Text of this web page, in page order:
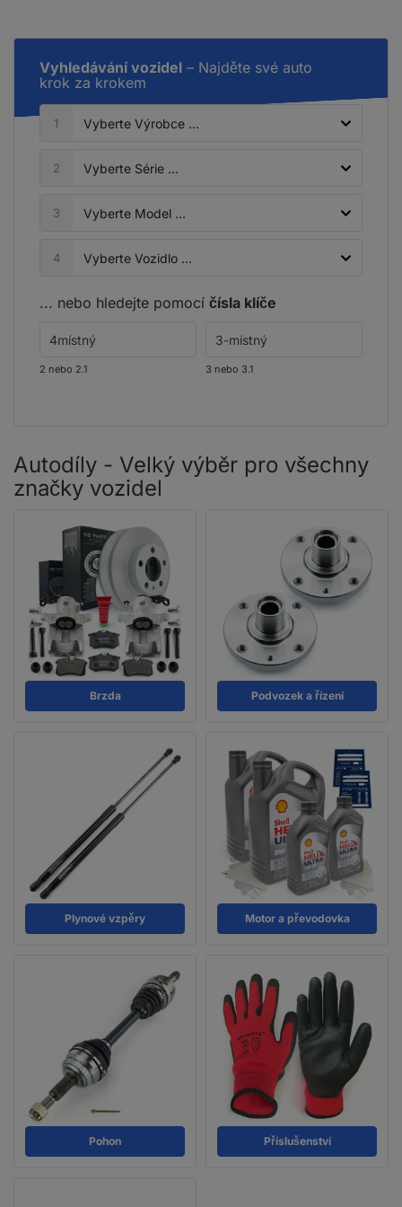
Vyhledávání vozidel – Najděte své auto
krok za krokem
1
2
3
4
... nebo hledejte pomocí čísla klíče
2 nebo 2.1 3 nebo 3.1
Autodíly - Velký výběr pro všechny
značky vozidel
Brzda Podvozek a řízení
Plynové vzpěry Motor a převodovka
Pohon Příslušenství